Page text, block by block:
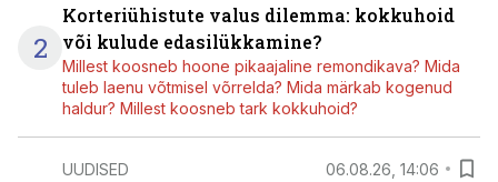
2
Korteriühistute valus dilemma: kokkuhoid
või kulude edasilükkamine?
Millest koosneb hoone pikaajaline remondikava? Mida
tuleb laenu võtmisel võrrelda? Mida märkab kogenud
haldur? Millest koosneb tark kokkuhoid?
UUDISED 06.08.26, 14:06